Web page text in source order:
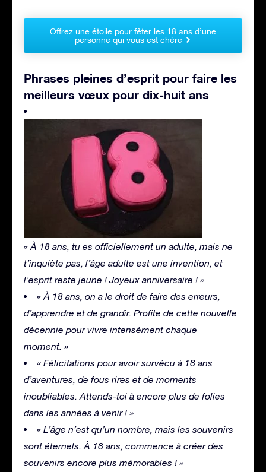
Offrez une étoile pour fêter les 18 ans d’une
personne qui vous est chère
Phrases pleines d’esprit pour faire les
meilleurs vœux pour dix-huit ans
« À 18 ans, tu es officiellement un adulte, mais ne
t’inquiète pas, l’âge adulte est une invention, et
l’esprit reste jeune ! Joyeux anniversaire ! »
« À 18 ans, on a le droit de faire des erreurs,
d’apprendre et de grandir. Profite de cette nouvelle
décennie pour vivre intensément chaque
moment. »
« Félicitations pour avoir survécu à 18 ans
d’aventures, de fous rires et de moments
inoubliables. Attends-toi à encore plus de folies
dans les années à venir ! »
« L’âge n’est qu’un nombre, mais les souvenirs
sont éternels. À 18 ans, commence à créer des
souvenirs encore plus mémorables ! »